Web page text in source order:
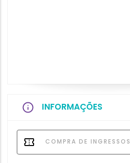
INFORMAÇÕES
COMPRA DE INGRESSOS